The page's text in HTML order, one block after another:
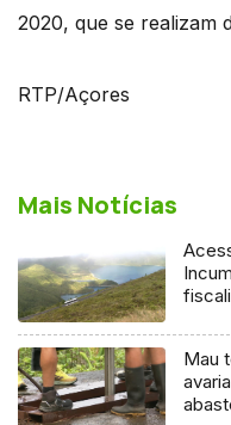
2020, que se realizam
RTP/Açores
Mais Notícias
Mau